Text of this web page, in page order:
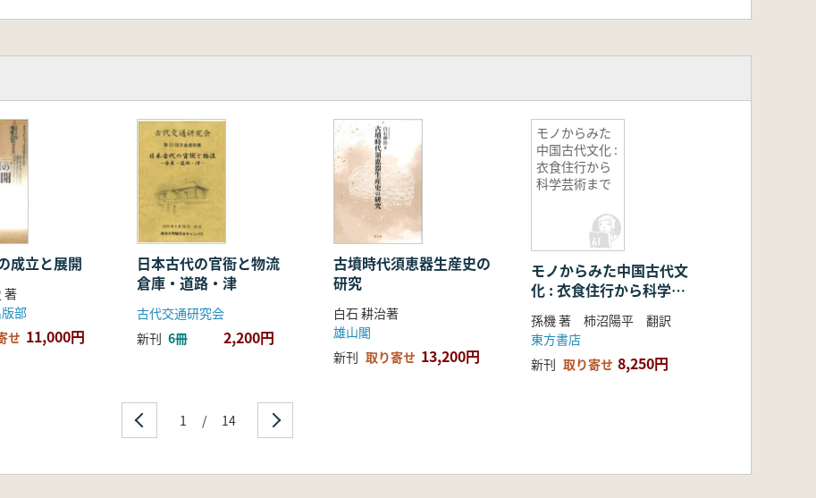
成立と展開
部
せ 11,000円
日本古代の官衙と物流
倉庫・道路・津
古代交通研究会
新刊 6冊 2,200円
古墳時代須恵器生産史の
研究
白石 耕治著
雄山閣
新刊 取り寄せ 13,200円
モノからみた
中国古代文化 :
衣食住行から
科学芸術まで
モノからみた中国古代文
化 : 衣食住行から科学芸
術まで
孫機 著 柿沼陽平 翻訳
東方書店
新刊 取り寄せ 8,250円
1 / 14